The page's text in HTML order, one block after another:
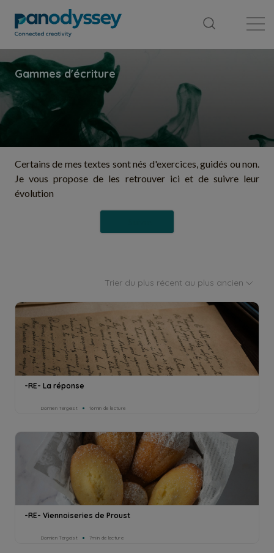
Certains de mes textes sont nés d'exercices, guidés ou non.
Je vous propose de les retrouver ici et de suivre leur
évolution
Trier du plus récent au plus ancien
-RE- La réponse
Damien Tergeist 16min de lecture
-RE- Viennoiseries de Proust
Damien Tergeist 7min de lecture